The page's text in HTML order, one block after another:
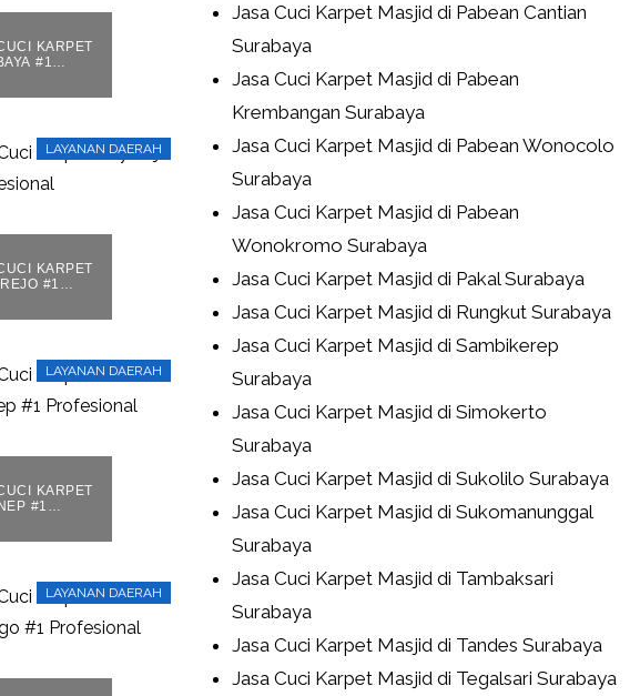
KARPET
#1
LAYANAN DAERAH
KARPET
#1
LAYANAN DAERAH
KARPET
#1
LAYANAN DAERAH
Jasa Cuci Karpet Masjid di Pabean Cantian
Surabaya
Jasa Cuci Karpet Masjid di Pabean
Krembangan Surabaya
Jasa Cuci Karpet Masjid di Pabean Wonocolo
Surabaya
Jasa Cuci Karpet Masjid di Pabean
Wonokromo Surabaya
Jasa Cuci Karpet Masjid di Pakal Surabaya
Jasa Cuci Karpet Masjid di Rungkut Surabaya
Jasa Cuci Karpet Masjid di Sambikerep
Surabaya
Jasa Cuci Karpet Masjid di Simokerto
Surabaya
Jasa Cuci Karpet Masjid di Sukolilo Surabaya
Jasa Cuci Karpet Masjid di Sukomanunggal
Surabaya
Jasa Cuci Karpet Masjid di Tambaksari
Surabaya
Jasa Cuci Karpet Masjid di Tandes Surabaya
Jasa Cuci Karpet Masjid di Tegalsari Surabaya